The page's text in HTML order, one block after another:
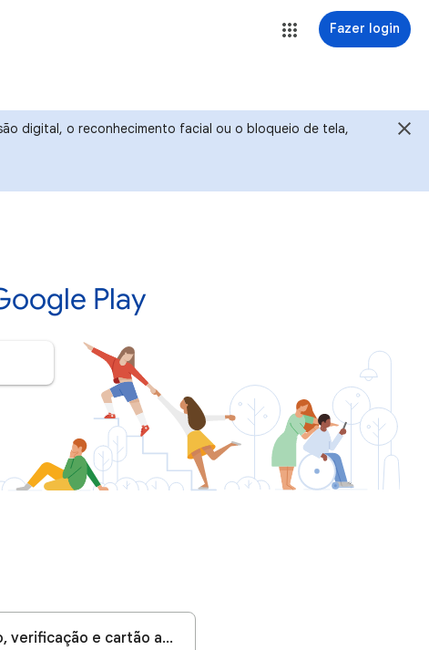
Fazer login
digital, o reconhecimento facial ou o bloqueio de tela,
Play
Como corrigir problemas no perfil de pagamentos do Google (suspensão, verificação e cartão antigo)